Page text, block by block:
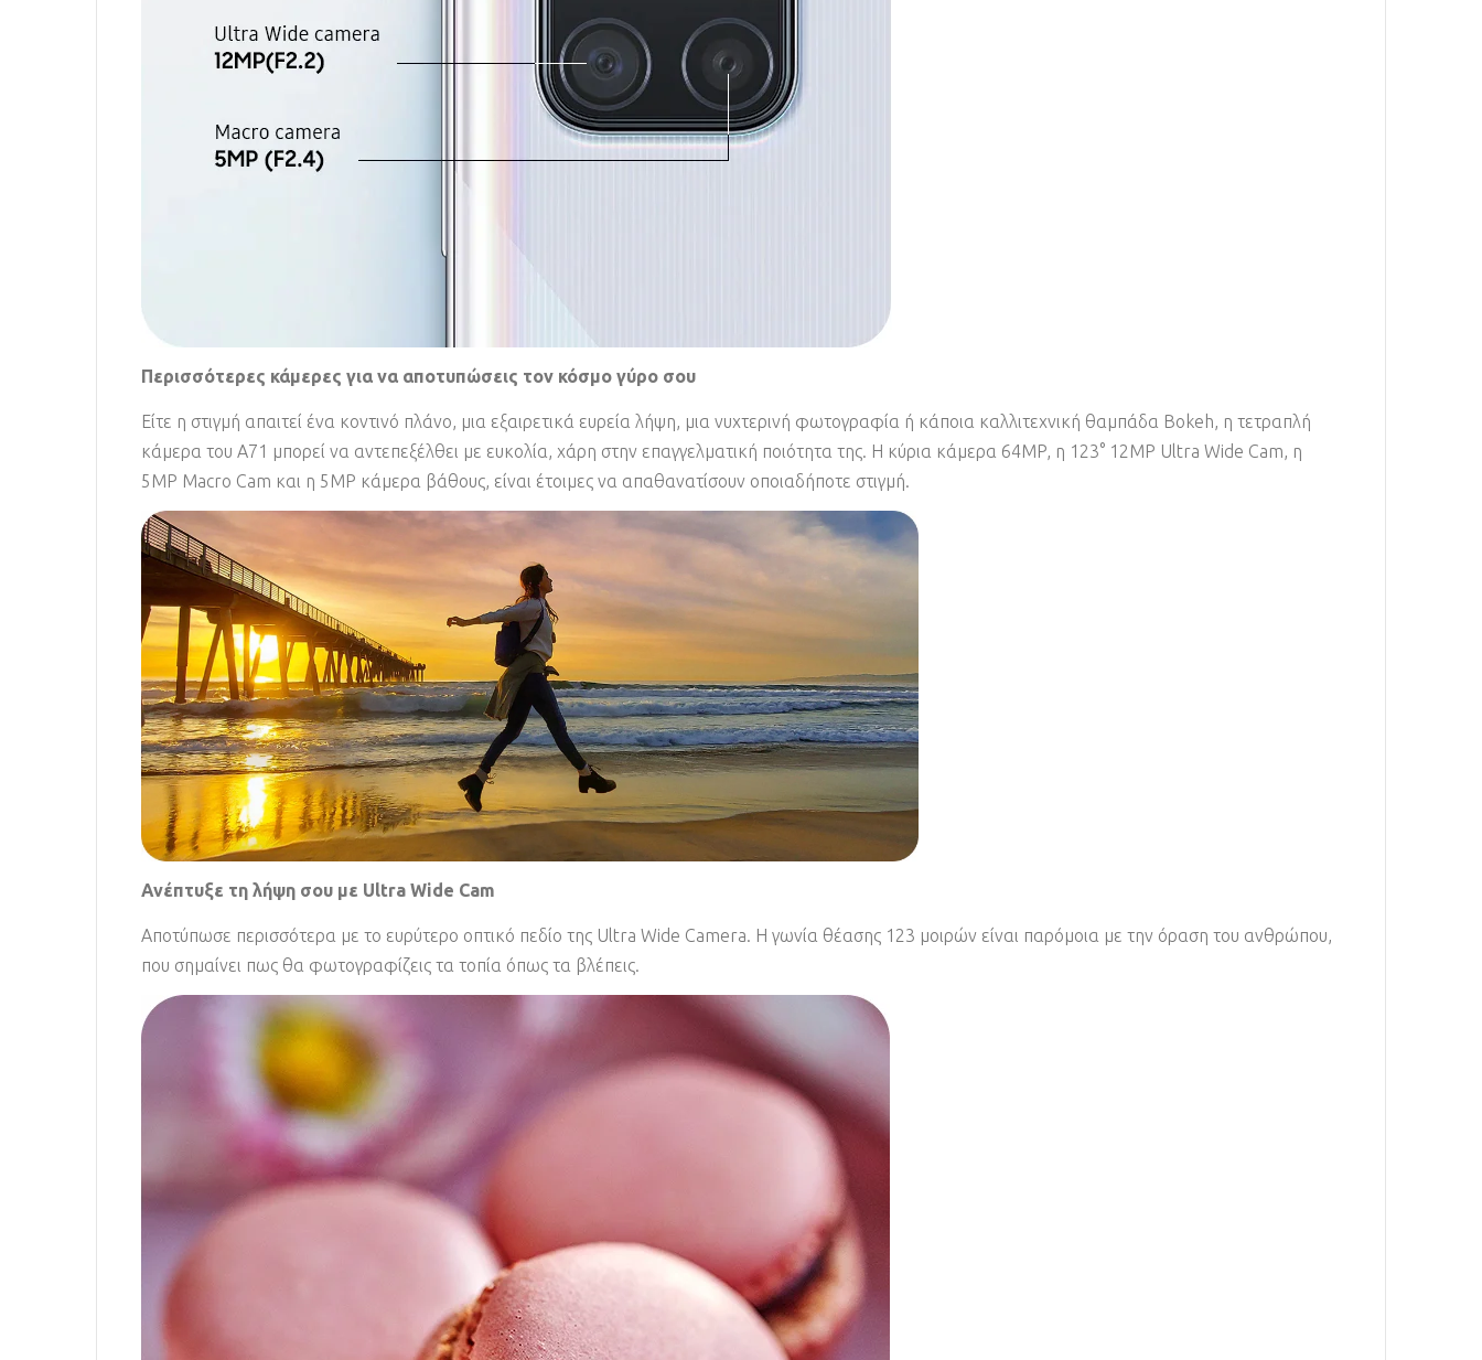
Περισσότερες κάμερες για να αποτυπώσεις τον κόσμο γύρο σου
Είτε η στιγμή απαιτεί ένα κοντινό πλάνο, μια εξαιρετικά ευρεία λήψη, μια νυχτερινή φωτογραφία ή κάποια καλλιτεχνική θαμπάδα Bokeh, η τετραπλή
κάμερα του A71 μπορεί να αντεπεξέλθει με ευκολία, χάρη στην επαγγελματική ποιότητα της. Η κύρια κάμερα 64MP, η 123° 12MP Ultra Wide Cam, η
5MP Macro Cam και η 5MP κάμερα βάθους, είναι έτοιμες να απαθανατίσουν οποιαδήποτε στιγμή.
Ανέπτυξε τη λήψη σου με Ultra Wide Cam
Αποτύπωσε περισσότερα με το ευρύτερο οπτικό πεδίο της Ultra Wide Camera. Η γωνία θέασης 123 μοιρών είναι παρόμοια με την όραση του ανθρώπου,
που σημαίνει πως θα φωτογραφίζεις τα τοπία όπως τα βλέπεις.